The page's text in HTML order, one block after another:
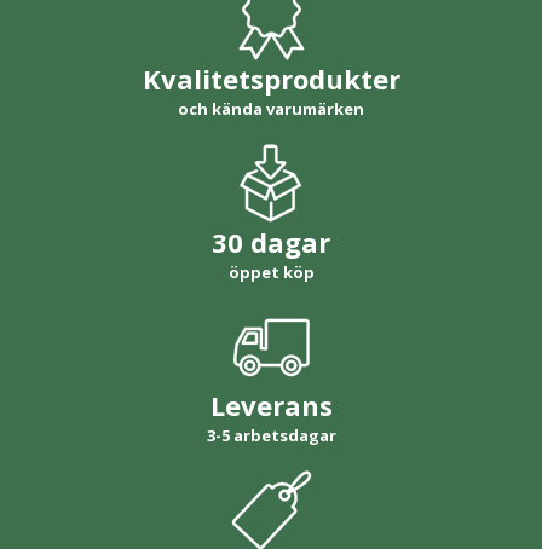
Kvalitetsprodukter
och kända varumärken
30 dagar
öppet köp
Leverans
3-5 arbetsdagar